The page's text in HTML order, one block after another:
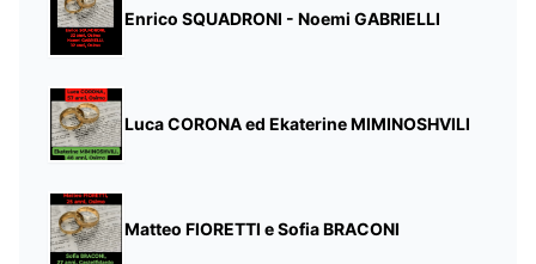
Enrico SQUADRONI - Noemi GABRIELLI
Luca CORONA ed Ekaterine MIMINOSHVILI
Matteo FIORETTI e Sofia BRACONI